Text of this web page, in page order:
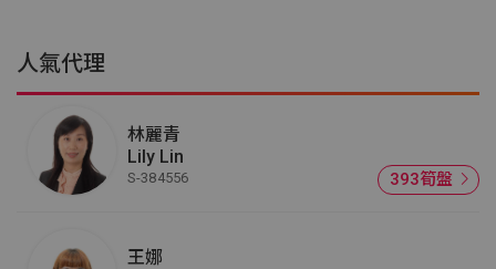
人氣代理
林麗青
Lily Lin
S-384556 393筍盤
王娜